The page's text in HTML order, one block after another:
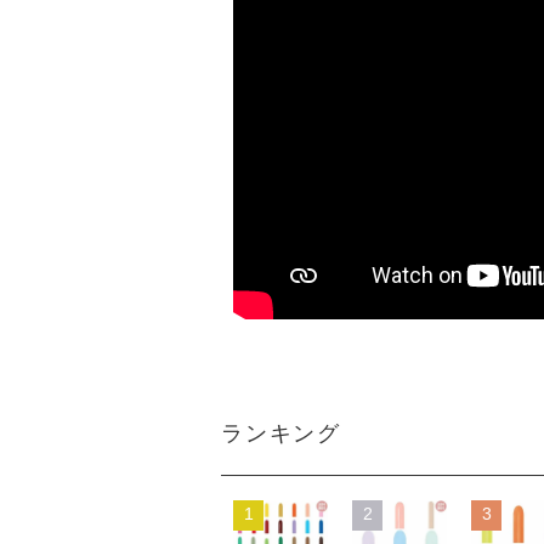
ランキング
1 2 3